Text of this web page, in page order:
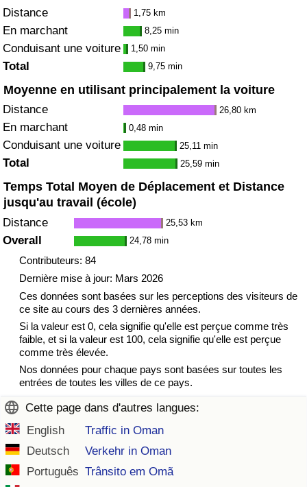
Distance 1,75 km
En marchant 8,25 min
Conduisant une voiture 1,50 min
Total 9,75 min
Moyenne en utilisant principalement la voiture
Distance 26,80 km
En marchant 0,48 min
Conduisant une voiture 25,11 min
Total 25,59 min
Temps Total Moyen de Déplacement et Distance
jusqu'au travail (école)
Distance 25,53 km
Overall 24,78 min
Contributeurs: 84
Dernière mise à jour: Mars 2026
Ces données sont basées sur les perceptions des visiteurs de
ce site au cours des 3 dernières années.
Si la valeur est 0, cela signifie qu'elle est perçue comme très
faible, et si la valeur est 100, cela signifie qu'elle est perçue
comme très élevée.
Nos données pour chaque pays sont basées sur toutes les
entrées de toutes les villes de ce pays.
Cette page dans d'autres langues:
English
Traffic in Oman
Deutsch
Verkehr in Oman
Português Trânsito em Omã